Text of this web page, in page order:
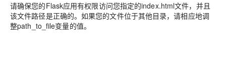
请确保您的Flask应用有权限访问您指定的index.html文件，并且
该文件路径是正确的。如果您的文件位于其他目录，请相应地调
整path_to_file变量的值。